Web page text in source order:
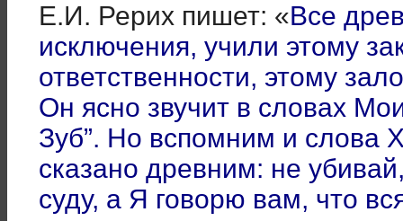
Е.И. Рерих пишет: «Все
исключения, учили этому
ответственности, этому
Он ясно звучит в словах
Зуб”. Но вспомним и слова
сказано древним: не
суду, а Я говорю вам, что